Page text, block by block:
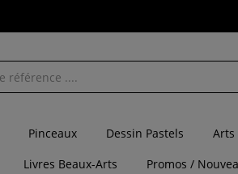
Pinceaux Dessin Pastels
Arts
Livres Beaux-Arts Promos /